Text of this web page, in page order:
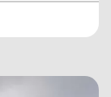
alkotásai,
össze,
is látnod